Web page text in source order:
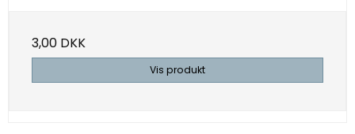
3,00 DKK
Vis produkt